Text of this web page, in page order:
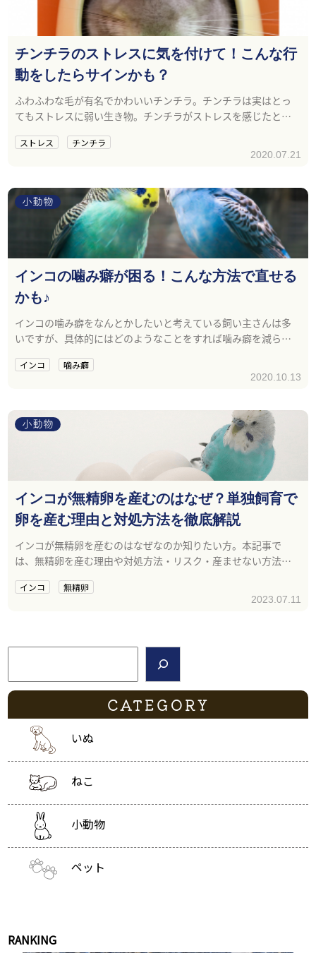
チンチラのストレスに気を付けて！こんな行
動をしたらサインかも？
ふわふわな毛が有名でかわいいチンチラ。チンチラは実はとっ
てもストレスに弱い生き物。チンチラがストレスを感じたとき
ストレス チンチラ
2020.07.21
小動物
インコの噛み癖が困る！こんな方法で直せる
かも♪
インコの噛み癖をなんとかしたいと考えている飼い主さんは多
いですが、具体的にはどのようなことをすれば噛み癖を減らす
イントを紹介します。
インコ 噛み癖
2020.10.13
小動物
インコが無精卵を産むのはなぜ？単独飼育で
卵を産む理由と対処方法を徹底解説
インコが無精卵を産むのはなぜなのか知りたい方。本記事で
は、無精卵を産む理由や対処方法・リスク・産ませない方法に
インコ 無精卵
2023.07.11
検索
CATEGORY
いぬ
ねこ
小動物
ペット
RANKING